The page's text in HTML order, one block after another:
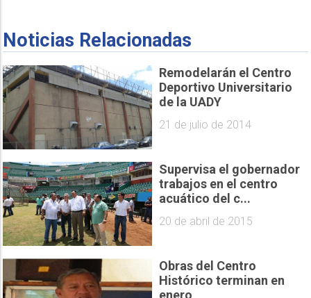
Noticias Relacionadas
Remodelarán el Centro
Deportivo Universitario
de la UADY
21 de julio de 2014
Supervisa el gobernador
trabajos en el centro
acuático del c...
20 de abril de 2015
Obras del Centro
Histórico terminan en